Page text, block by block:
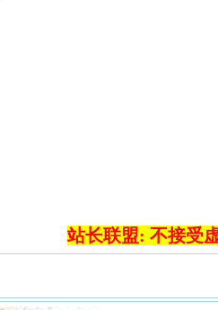
站长联盟: 不接受